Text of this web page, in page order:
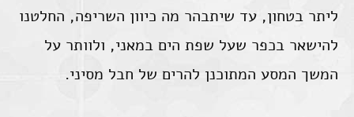
ליתר בטחון, עד שיתבהר מה כיוון השריפה, החלטנו
להישאר בכפר שעל שפת הים במאני, ולוותר על
המשך המסע המתוכנן להרים של חבל מסיני.